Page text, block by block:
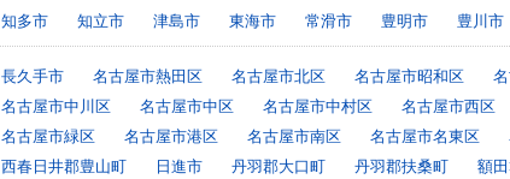
知多市
知立市 津島市 東海市 常滑市 豊明市 豊川市
長久手市 名古屋市熱田区 名古屋市北区 名古屋市昭和区
名古屋市中川区
名古屋市中区 名古屋市中村区
名古屋市西区
名古屋市緑区
名古屋市港区 名古屋市南区 名古屋市名東区
西春日井郡豊山町
日進市 丹羽郡大口町 丹羽郡扶桑町 額